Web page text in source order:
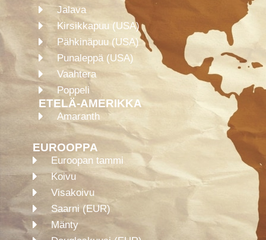
Jalava
Kirsikkapuu (USA)
Pähkinäpuu (USA)
Punaleppä (USA)
Vaahtera
Poppeli
ETELÄ-AMERIKKA
Amaranth
EUROOPPA
Euroopan tammi
Koivu
Visakoivu
Saarni (EUR)
Mänty